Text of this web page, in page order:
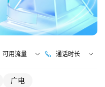
可用流量 通话时长
广电